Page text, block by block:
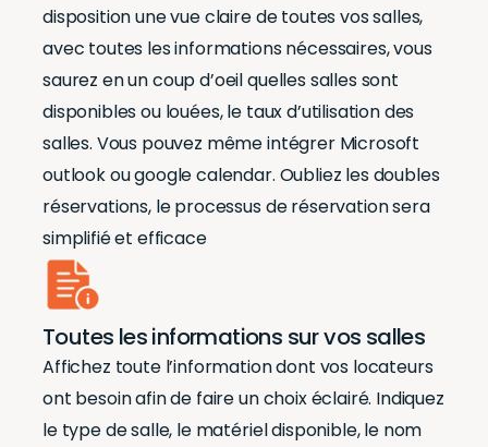
disposition une vue claire de toutes vos salles,
avec toutes les informations nécessaires, vous
saurez en un coup d’oeil quelles salles sont
disponibles ou louées, le taux d’utilisation des
salles. Vous pouvez même intégrer Microsoft
outlook ou google calendar. Oubliez les doubles
réservations, le processus de réservation sera
simplifié et efficace
Toutes les informations sur vos salles
Affichez toute l’information dont vos locateurs
ont besoin afin de faire un choix éclairé. Indiquez
le type de salle, le matériel disponible, le nom